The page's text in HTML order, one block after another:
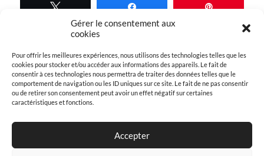
Gérer le consentement aux
cookies
Pour offrir les meilleures expériences, nous utilisons des technologies telles que les
cookies pour stocker et/ou accéder aux informations des appareils. Le fait de
consentir à ces technologies nous permettra de traiter des données telles que le
comportement de navigation ou les ID uniques sur ce site. Le fait de ne pas consentir
ou de retirer son consentement peut avoir un effet négatif sur certaines
caractéristiques et fonctions.
Accepter
DansConseils cuisine et pâtisserie
← ARTICLE PRÉCÉDENT